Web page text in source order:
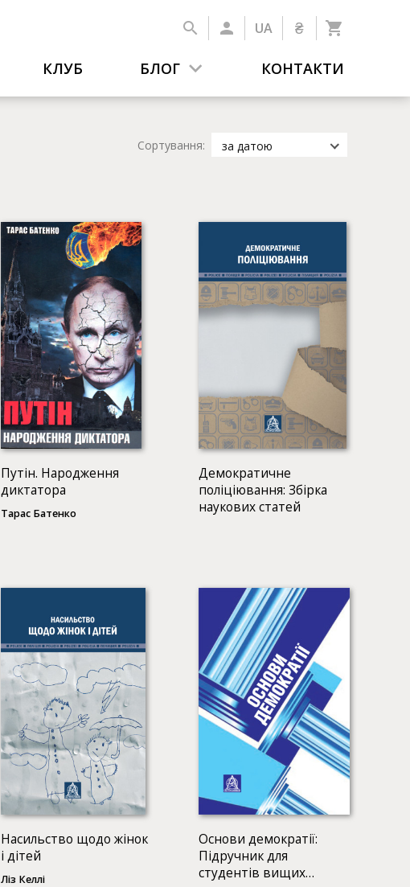
UA ₴
КЛУБ БЛОГ КОНТАКТИ
Сортування:
за датою
за назвою
Путін. Народження
диктатора
Тарас Батенко
Демократичне
поліціювання: Збірка
наукових статей
Насильство щодо жінок
і дітей
Ліз Келлі
Основи демократії:
Підручник для
студентів вищих